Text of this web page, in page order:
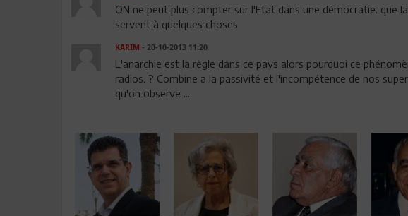
ON ne peut plus compter sur l'Etat dans une démocratie. que
servent à quelques choses
KARIM - 20-10-2013 11:20
L'anarchie est la règle dans ce pays alors pourquoi ce
radios. ? Combine a la passivité et l'incompétence de nos
qu'on observe ...